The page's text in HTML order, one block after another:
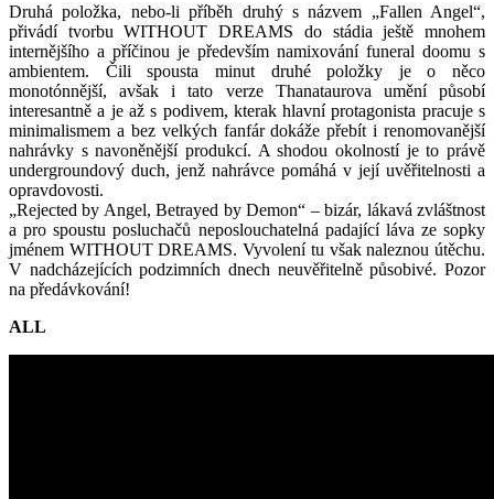
Druhá položka, nebo-li příběh druhý s názvem „Fallen Angel“,
přivádí tvorbu WITHOUT DREAMS do stádia ještě mnohem
internějšího a příčinou je především namixování funeral doomu s
ambientem. Čili spousta minut druhé položky je o něco
monotónnější, avšak i tato verze Thanataurova umění působí
interesantně a je až s podivem, kterak hlavní protagonista pracuje s
minimalismem a bez velkých fanfár dokáže přebít i renomovanější
nahrávky s navoněnější produkcí. A shodou okolností je to právě
undergroundový duch, jenž nahrávce pomáhá v její uvěřitelnosti a
opravdovosti.
„Rejected by Angel, Betrayed by Demon“ – bizár, lákavá zvláštnost
a pro spoustu posluchačů neposlouchatelná padající láva ze sopky
jménem WITHOUT DREAMS. Vyvolení tu však naleznou útěchu.
V nadcházejících podzimních dnech neuvěřitelně působivé. Pozor
na předávkování!
ALL